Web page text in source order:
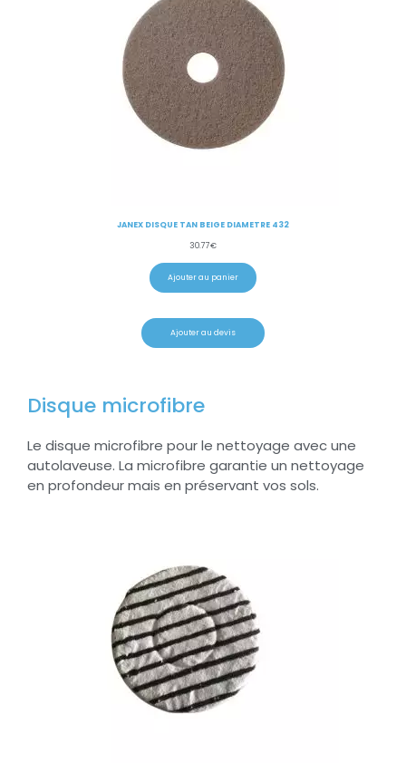
JANEX DISQUE TAN BEIGE DIAMETRE 432
30.77€
Ajouter au panier
Ajouter au devis
Disque microfibre
Le disque microfibre pour le nettoyage avec une
autolaveuse. La microfibre garantie un nettoyage
en profondeur mais en préservant vos sols.